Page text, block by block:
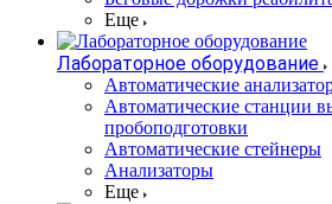
Еще
Лабораторное оборудование
Автоматические
Автоматические станции
пробоподготовки
Автоматические стейнеры
Анализаторы
Еще